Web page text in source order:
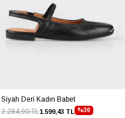
Siyah Deri Kadın Babet
%30
1.599,43 TL
2.284,90 TL